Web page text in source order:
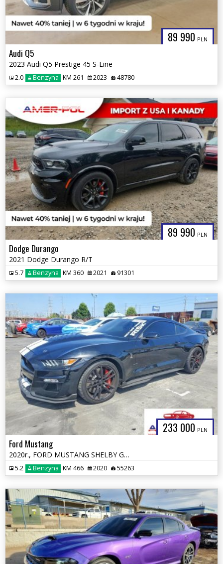
89 990 PLN
Audi Q5
2023 Audi Q5 Prestige 45 S-Line
2.0 Benzyna KM 261 2023 48780
89 990 PLN
Dodge Durango
2021 Dodge Durango R/T
5.7 Benzyna KM 360 2021 91301
233 000 PLN
Ford Mustang
2020r., FORD MUSTANG SHELBY GT500, 5.2L, od ubezpieczalni
5.2 Benzyna KM 466 2020 55263